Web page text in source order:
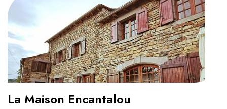
La Maison Encantalou